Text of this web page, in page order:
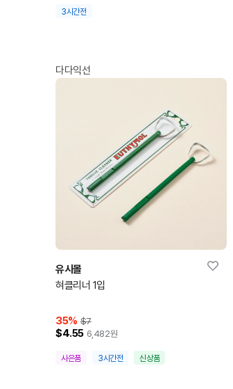
3시간전
다다익선
유시몰
혀클리너 1입
35% $7
$4.55 6,482원
사은품 3시간전 신상품